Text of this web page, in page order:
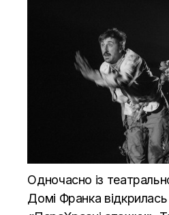
Одночасно із
Домі Франка